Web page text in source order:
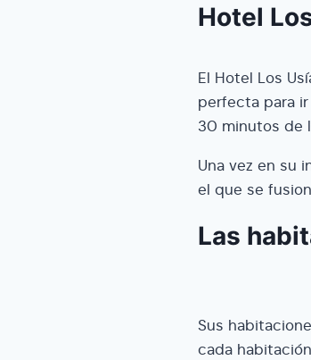
Hotel
El Hotel Los
perfecta para
30 minutos de
Una vez en su
el que se
Las
Sus
cada